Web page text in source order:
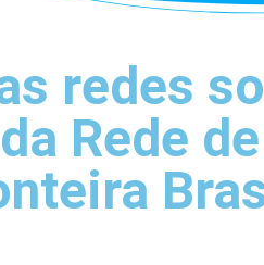
redes
Rede de